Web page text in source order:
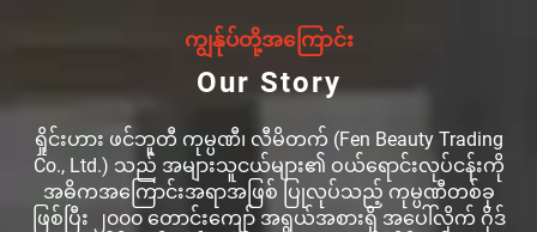
ကျွန်ုပ်တို့အကြောင်း
Our Story
ရှိုင်းဟား ဖင်ဘူတီ ကုမ္ပဏီ၊ လီမိတက် (Fen Beauty Trading
Co., Ltd.) သည် အများသူငယ်များ၏ ဝယ်ရောင်းလုပ်ငန်းကို
အဓိကအကြောင်းအရာအဖြစ် ပြုလုပ်သည့် ကုမ္ပဏီတစ်ခု
ဖြစ်ပြီး ၂၀၀၀ တောင်းကျော် အရွယ်အစားရှိ အပေါ်လိုက် ဂိုဒ်